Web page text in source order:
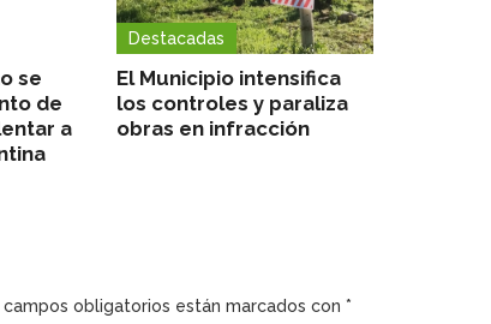
se
de
a
Destacadas
El Municipio intensifica
los controles y paraliza
obras en infracción
campos obligatorios están marcados con *